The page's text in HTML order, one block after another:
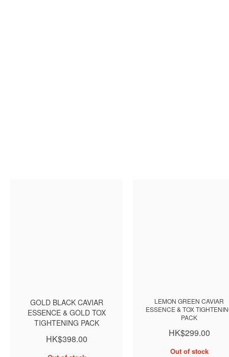
GOLD BLACK CAVIAR
ESSENCE & GOLD TOX
TIGHTENING PACK
HK$398.00
LEMON GREEN CAVIAR
ESSENCE & TOX
PACK
HK$299.00
Out of stock